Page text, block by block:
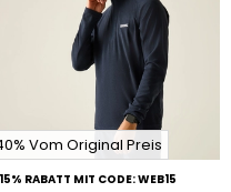
Vom Original Preis
15% RABATT MIT CODE: WEB15